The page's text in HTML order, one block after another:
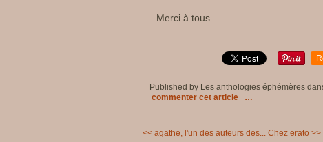
Merci à tous.
Published by Les anthologies éphémères
commenter cet article
…
<< agathe, l'un des auteurs des... Chez erato >>